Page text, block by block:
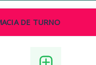
DE TURNO